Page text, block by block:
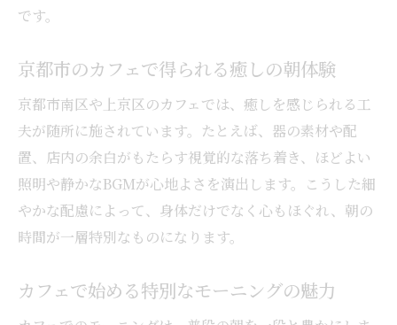
アクセス便利なカフェで朝食を楽しむ
駐車場利用で便利な朝カフェの楽しみ方
駐車場ありカフェで快適な朝を過ごすコツ
車利用に便利なカフェモーニング活用法
駐車場完備のカフェで朝食時間を有意義に
モーニングをゆったり楽しむ駐車場付きカ
朝の予定に合わせた駐車場ありカフェの選
です。
京都市のカフェで得られる癒しの朝体験
京都市南区や上京区のカフェでは、癒しを感じられる工
夫が随所に施されています。たとえば、器の素材や配
置、店内の余白がもたらす視覚的な落ち着き、ほどよい
照明や静かなBGMが心地よさを演出します。こうした細
やかな配慮によって、身体だけでなく心もほぐれ、朝の
時間が一層特別なものになります。
カフェで始める特別なモーニングの魅力